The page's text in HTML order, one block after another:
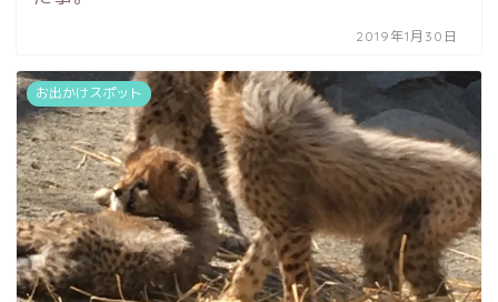
2019年1月30日
お出かけスポット